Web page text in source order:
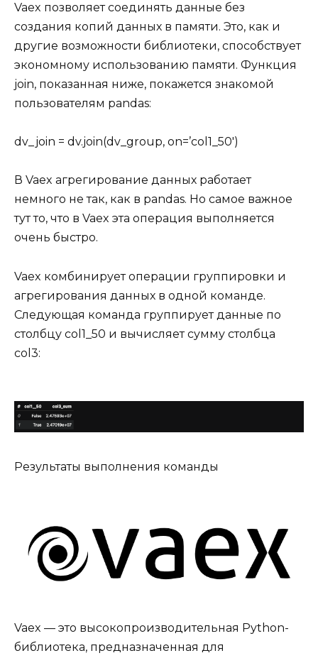
Vaex позволяет соединять данные без
создания копий данных в памяти. Это, как и
другие возможности библиотеки, способствует
экономному использованию памяти. Функция
join, показанная ниже, покажется знакомой
пользователям pandas:
dv_join = dv.join(dv_group, on=’col1_50′)
В Vaex агрегирование данных работает
немного не так, как в pandas. Но самое важное
тут то, что в Vaex эта операция выполняется
очень быстро.
Vaex комбинирует операции группировки и
агрегирования данных в одной команде.
Следующая команда группирует данные по
столбцу col1_50 и вычисляет сумму столбца
col3:
Результаты выполнения команды
Vaex — это высокопроизводительная Python-
библиотека, предназначенная для